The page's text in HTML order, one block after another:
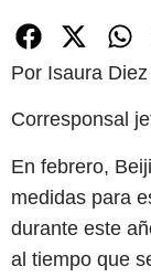
Por Isaura Diez
Corresponsal
En febrero,
medidas para
durante este
al tiempo que